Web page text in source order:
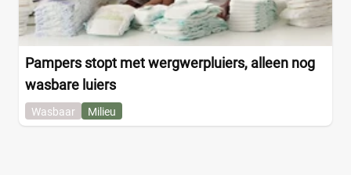
Pampers stopt met wergwerpluiers, alleen nog
wasbare luiers
Wasbaar Milieu